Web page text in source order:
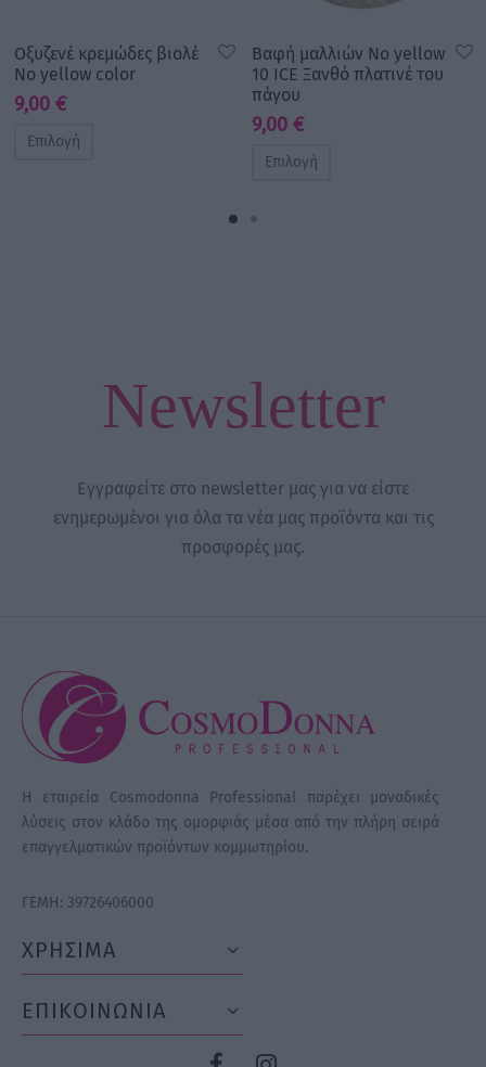
Οξυζενέ κρεμώδες βιολέ
No yellow color
9,00 €
Επιλογή
Βαφή μαλλιών No yellow
10 ICE Ξανθό πλατινέ του
πάγου
9,00 €
Επιλογή
Newsletter
Εγγραφείτε στο newsletter μας για να είστε
ενημερωμένοι για όλα τα νέα μας προϊόντα και τις
προσφορές μας.
Η εταιρεία Cosmodonna Professional παρέχει μοναδικές
λύσεις στον κλάδο της ομορφιάς μέσα από την πλήρη σειρά
επαγγελματικών προϊόντων κομμωτηρίου.
ΓΕΜΗ: 39726406000
ΧΡΗΣΙΜΑ
ΕΠΙΚΟΙΝΩΝΙΑ